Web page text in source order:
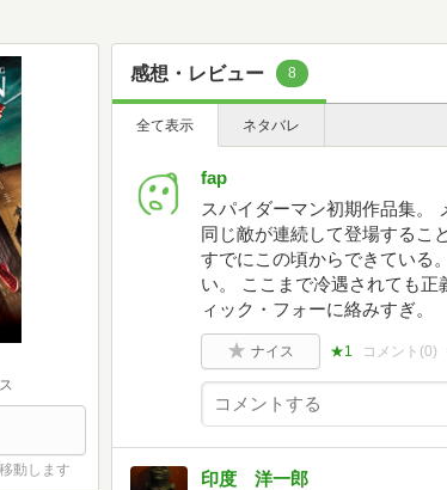
動します
感想・レビュー 8
全て表示 ネタバレ
fap
スパイダーマン初期作品集。
同じ敵が連続して登場するこ
すでにこの頃からできている
い。 ここまで冷遇されても
ィック・フォーに絡みすぎ。
ナイス ★1 コメント(0)
印度 洋一郎